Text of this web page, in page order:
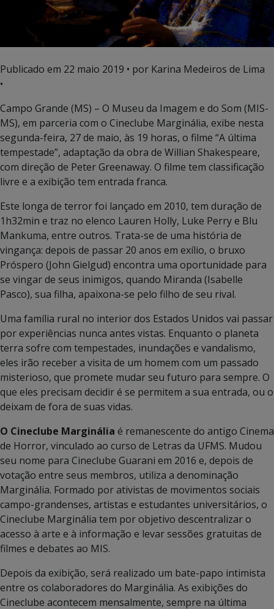
Publicado em 22 maio 2019 • por Karina Medeiros de Lima
•
Campo Grande (MS) – O Museu da Imagem e do Som (MIS-
MS), em parceria com o Cineclube Marginália, exibe nesta
segunda-feira, 27 de maio, às 19 horas, o filme “A última
tempestade”, adaptação da obra de Willian Shakespeare,
com direção de Peter Greenaway. O filme tem classificação
livre e a exibição tem entrada franca.
Este longa de terror foi lançado em 2010, tem duração de
1h32min e traz no elenco Lauren Holly, Luke Perry e Blu
Mankuma, entre outros. Trata-se de uma história de
vingança: depois de passar 20 anos em exílio, o bruxo
Próspero (John Gielgud) encontra uma oportunidade para
se vingar de seus inimigos, quando Miranda (Isabelle
Pasco), sua filha, apaixona-se pelo filho de seu rival.
Uma família rural no interior dos Estados Unidos vai passar
por experiências nunca antes vistas. Enquanto o planeta
terra sofre com tempestades, inundações e vandalismo,
eles irão receber a visita de um homem com um passado
misterioso, que promete mudar seu futuro para sempre. O
que eles precisam decidir é se permitem a sua entrada, ou o
deixam de fora de suas vidas.
O Cineclube Marginália é remanescente do antigo Cinema
de Horror, vinculado ao curso de Letras da UFMS. Mudou
seu nome para Cineclube Guarani em 2016 e, depois de
votação entre seus membros, utiliza a denominação
Marginália. Formado por ativistas de movimentos sociais
campo-grandenses, artistas e estudantes universitários, o
Cineclube Marginália tem por objetivo descentralizar o
acesso à arte e à informação e levar sessões gratuitas de
filmes e debates ao MIS.
Depois da exibição, será realizado um bate-papo intimista
entre os colaboradores do Marginália. As exibições do
Cineclube acontecem mensalmente, sempre na última